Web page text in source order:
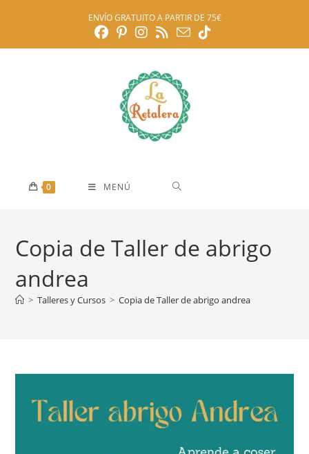
ENVÍO GRATUITO A PARTIR DE 75€
0 MENÚ
Copia de Taller de abrigo
andrea
> Talleres y Cursos > Copia de Taller de abrigo andrea